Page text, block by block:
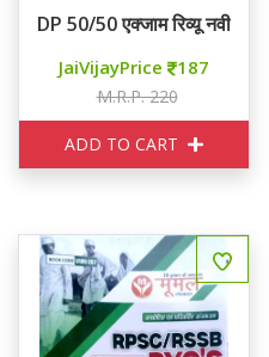
DP 50/50 एक्जाम रिव्यू नवीन हिन्दी
JaiVijayPrice 187
M.R.P. 220
ADD TO CART